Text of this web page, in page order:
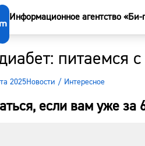
Информационное агентство «Би-
питаемся
2025Новости / Интересное
если вам уже за